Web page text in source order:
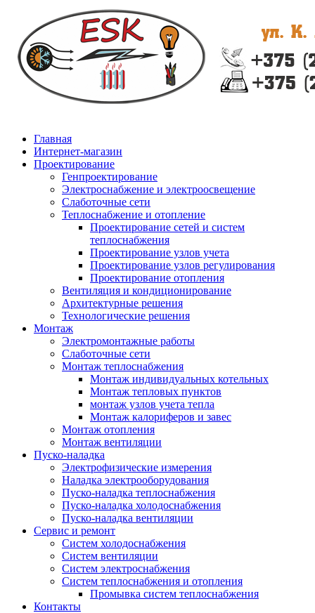
Главная
Интернет-магазин
Проектирование
Генпроектирование
Электроснабжение и электроосвещение
Слаботочные сети
Теплоснабжение и отопление
Проектирование сетей и систем
теплоснабжения
Проектирование узлов учета
Проектирование узлов регулирования
Проектирование отопления
Вентиляция и кондиционирование
Архитектурные решения
Технологические решения
Монтаж
Электромонтажные работы
Слаботочные сети
Монтаж теплоснабжения
Монтаж индивидуальных котельных
Монтаж тепловых пунктов
монтаж узлов учета тепла
Монтаж калориферов и завес
Монтаж отопления
Монтаж вентиляции
Пуско-наладка
Электрофизические измерения
Наладка электрооборудования
Пуско-наладка теплоснабжения
Пуско-наладка холодоснабжения
Пуско-наладка вентиляции
Сервис и ремонт
Систем холодоснабжения
Систем вентиляции
Систем электроснабжения
Систем теплоснабжения и отопления
Промывка систем теплоснабжения
Контакты